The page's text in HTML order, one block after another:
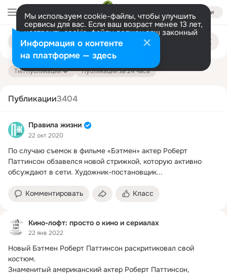
Войти
Мы используем cookie-файлы, чтобы улучшить
сервисы для вас. Если ваш возраст менее 13 лет,
настроить cookie-файлы должен ваш законный
представитель. Больше информации
Разрешить все Настроить
Поиск
публикациям
Тип публикации Публикации за 24 часа
Публикации3404
Правила жизни
22 окт 2020
По случаю съемок в фильме «Бэтмен» актер Роберт
Паттинсон обзавелся новой стрижкой, которую активно
обсуждают в сети. Художник-постановщик...
Комментировать Класс
Кино-лофт: просто о кино и сериалах
22 янв 2022
Новый Бэтмен Роберт Паттинсон раскритиковал свой
костюм.
Знаменитый американский актер Роберт Паттинсон,
Информация о контенте
на платформе — здесь